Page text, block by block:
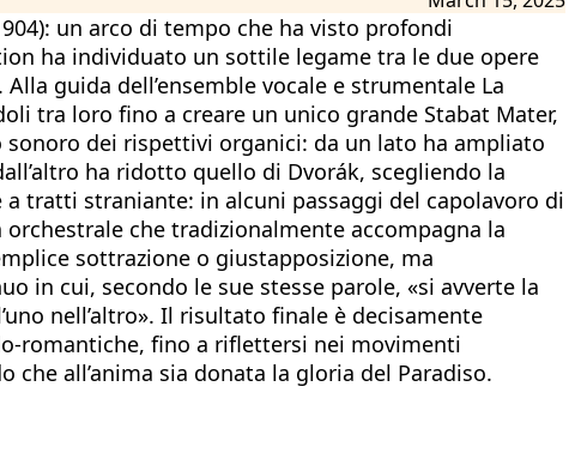
un arco di tempo che ha visto profondi
ha individuato un sottile legame tra le due opere
guida dell’ensemble vocale e strumentale La
tra loro fino a creare un unico grande Stabat Mater,
dei rispettivi organici: da un lato ha ampliato
ha ridotto quello di Dvorák, scegliendo la
a tratti straniante: in alcuni passaggi del capolavoro di
che tradizionalmente accompagna la
sottrazione o giustapposizione, ma
in cui, secondo le sue stesse parole, «si avverte la
nell’altro». Il risultato finale è decisamente
romantiche, fino a riflettersi nei movimenti
all’anima sia donata la gloria del Paradiso.